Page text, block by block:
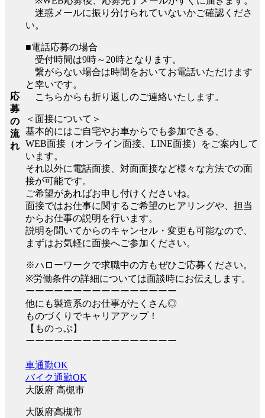
応
募
の
流
れ
迷惑メールに振り分けられていないかご確認くださ
い。
■電話応募の場合
受付時間は9時～20時となります。
繋がらない場合は時間をおいてお電話いただけます
と幸いです。
こちらからも折り返しのご連絡いたします。
＜面接について＞
基本的にはご自宅やお車からでも参加できる、
WEB面接（オンライン面接、LINE面接）をご案内して
います。
それ以外に電話面接、対面面接など様々な方法での面
接が可能です。
ご希望があればお申し付けくださいね。
面接ではお仕事に関するご希望のヒアリングや、担当
からお仕事の説明を行います。
説明を聞いてからのキャンセル・変更も可能なので、
まずはお気軽に面接へご参加ください。
※ハローワークで求職中の方もぜひご応募ください。
※労働条件の詳細については面談時にお伝えします。
ーーーーーーーーーーーーーーーー
他にも製造系のお仕事がたくさん◎
ものづくりでキャリアアップ！
【ものっぷ】
ーーーーーーーーーーーーーーーー
車通勤OK
バイク通勤OK
大阪府 高槻市
大阪府高槻市